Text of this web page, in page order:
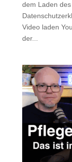
dem Laden
Video laden
der...